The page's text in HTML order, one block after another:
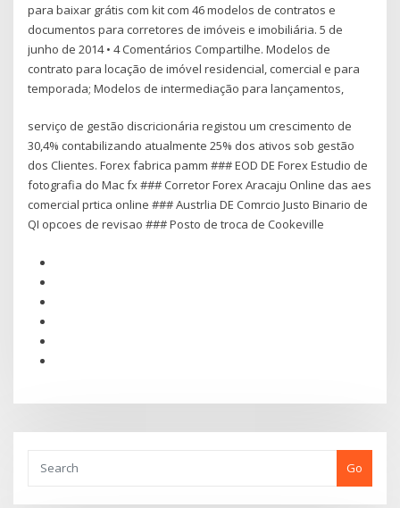
para baixar grátis com kit com 46 modelos de contratos e
documentos para corretores de imóveis e imobiliária. 5 de
junho de 2014 • 4 Comentários Compartilhe. Modelos de
contrato para locação de imóvel residencial, comercial e para
temporada; Modelos de intermediação para lançamentos,
serviço de gestão discricionária registou um crescimento de
30,4% contabilizando atualmente 25% dos ativos sob gestão
dos Clientes. Forex fabrica pamm ### EOD DE Forex Estudio de
fotografia do Mac fx ### Corretor Forex Aracaju Online das aes
comercial prtica online ### Austrlia DE Comrcio Justo Binario de
QI opcoes de revisao ### Posto de troca de Cookeville
Go